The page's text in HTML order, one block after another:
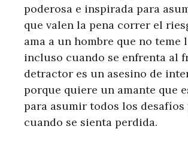
poderosa e inspirada para
que valen la pena correr el
ama a un hombre que no teme
incluso cuando se enfrenta al
detractor es un asesino de
porque quiere un amante que
para asumir todos los desafíos
cuando se sienta perdida.